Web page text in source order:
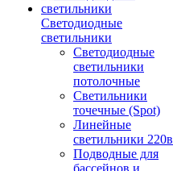
Светодиодные
светильники
Светодиодные
светильники
потолочные
Светильники
точечные (Spot)
Линейные
светильники 220в
Подводные для
бассейнов и